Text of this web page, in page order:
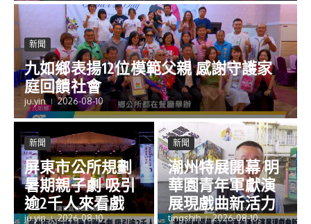
新聞
九如鄉表揚12位模範父親 感謝守護家
庭回饋社會
ju.yin 2026-08-10
新聞
屏東市公所規劃
暑期親子劇 吸引
逾2千人來看戲
ju.yin 2026-08-10
新聞
潮州特展開幕 明
華園青年軍獻演
展現戲曲新活力
tingshih 2026-08-10